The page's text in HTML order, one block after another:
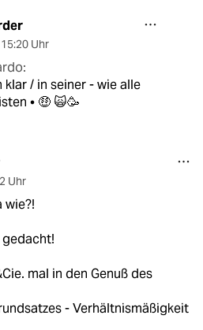
15:20 Uhr
klar / in seiner - wie alle
• 🤑 🙀🥳
Uhr
wie?!
mal in den Genuß des
- Verhältnismäßigkeit